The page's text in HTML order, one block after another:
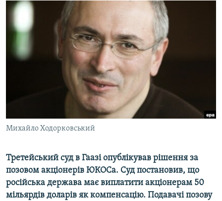
ВСЕ ЗА ДЕНЬ
СПЕЦПРОЕКТИ
ВІДЕОУРОКИ «ELIFBE»
СВІДЧЕННЯ ОКУПАЦІЇ
УКРАЇНСЬКА ПРОБЛЕМА КРИМУ
ЯК ОБІЙТИ БЛОКУВАННЯ
Усі сайти RFE/RL
Михайло Ходорковський
Третейський суд в Гаазі опублікував рішення за
позовом акціонерів ЮКОСа. Суд постановив, що
російська держава має виплатити акціонерам 50
мільярдів доларів як компенсацію. Подавачі позову